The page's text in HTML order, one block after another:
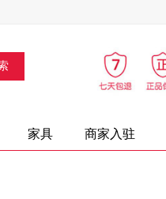
办公设备 摄影设备
家具 商家入驻